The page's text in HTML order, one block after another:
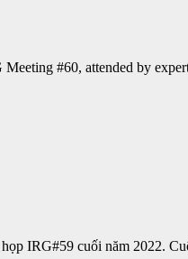
#60, attended by
IRG#59 cuối năm 2022.